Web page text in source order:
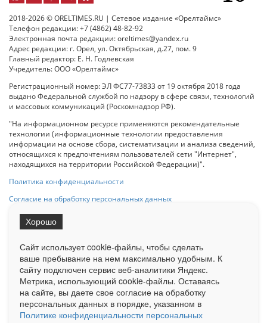
2018-2026 © ORELTIMES.RU | Сетевое издание «Орелтаймс»
Телефон редакции: +7 (4862) 48-82-92
Электронная почта редакции: oreltimes@yandex.ru
Адрес редакции: г. Орел, ул. Октябрьская, д.27, пом. 9
Главный редактор: Е. Н. Годлевская
Учредитель: ООО «Орелтаймс»
Регистрационный номер: ЭЛ ФС77-73833 от 19 октября 2018 года
выдано Федеральной службой по надзору в сфере связи, технологий
и массовых коммуникаций (Роскомнадзор РФ).
"На информационном ресурсе применяются рекомендательные
технологии (информационные технологии предоставления
информации на основе сбора, систематизации и анализа сведений,
относящихся к предпочтениям пользователей сети "Интернет",
находящихся на территории Российской Федерации)".
Политика конфиденциальности
Согласие на обработку персональных данных
на Сетевое издание «ОрелТаймс» обязательна.
Ограниченная статистика посещаемости доступна на сайте
Liveinternet.ru . Подробная статистика для рекламодателей по запросу
у менеджера.
Реклама Документы О нас Контакты
Сайт использует cookie-файлы, чтобы сделать
ваше пребывание на нем максимально удобным. К
cайту подключен сервис веб-аналитики Яндекс.
Метрика, использующий cookie-файлы. Оставаясь
на сайте, вы даете свое согласие на обработку
персональных данных в порядке, указанном в
Политике конфиденциальности персональных
Хорошо